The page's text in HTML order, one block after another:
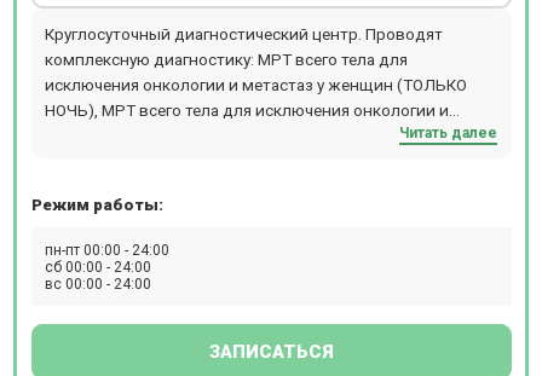
Круглосуточный диагностический центр. Проводят
комплексную диагностику: МРТ всего тела для
исключения онкологии и метастаз у женщин (ТОЛЬКО
НОЧЬ), МРТ всего тела для исключения онкологии и
метастаз у мужчин (ТОЛЬКО НОЧЬ), МРТ всего
на выявление болезни Альцгеймера (с динамикой с
склероза с контрастом, выявление органических причин
повышения артериального давления, выявление причин
Павелецкой пл. Прием взрослых и детей происходит по
Читать далее
Режим работы:
пн-пт 00:00 - 24:00
сб 00:00 - 24:00
вс 00:00 - 24:00
ЗАПИСАТЬСЯ